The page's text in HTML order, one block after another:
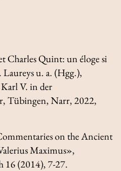
Charles Quint: un éloge si
u. a. (Hgg.),
V. in der
, Tübingen, Narr, 2022,
on the Ancient
Maximus»,
16 (2014), 7-27.